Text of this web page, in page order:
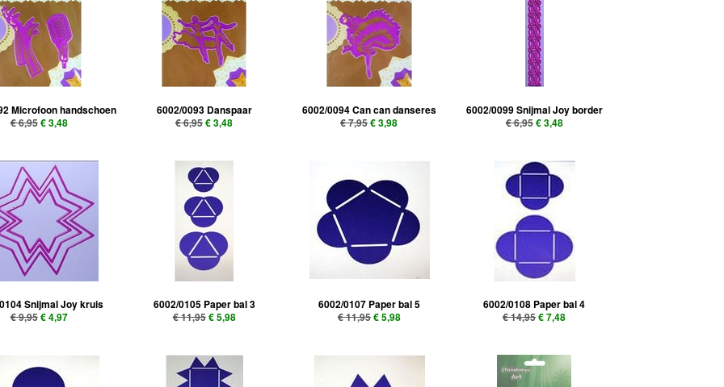
Microfoon handschoen
€ 6,95€ 3,48
6002/0093 Danspaar
€ 6,95€ 3,48
6002/0094 Can can danseres
€ 7,95€ 3,98
6002/0099 Snijmal Joy border
€ 6,95€ 3,48
Snijmal Joy kruis
€ 9,95€ 4,97
6002/0105 Paper bal 3
€ 11,95€ 5,98
6002/0107 Paper bal 5
€ 11,95€ 5,98
6002/0108 Paper bal 4
€ 14,95€ 7,48